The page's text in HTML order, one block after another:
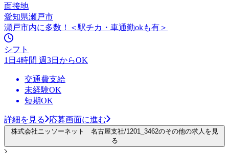
面接地
愛知県瀬戸市
瀬戸市内に多数！＜駅チカ・車通勤okも有＞
シフト
1日4時間 週3日からOK
交通費支給
未経験OK
短期OK
詳細を見る 応募画面に進む
株式会社ニッソーネット 名古屋支社/1201_3462のその他の求人を見
る